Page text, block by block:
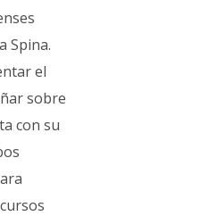
Spina.
el
sobre
con su